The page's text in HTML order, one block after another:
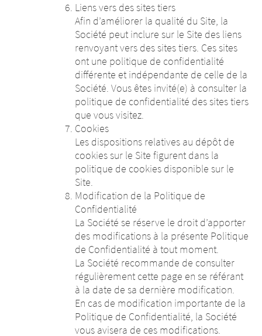
Liens vers des sites tiers
Afin d’améliorer la qualité du Site, la
Société peut inclure sur le Site des liens
renvoyant vers des sites tiers. Ces sites
ont une politique de confidentialité
différente et indépendante de celle de la
Société. Vous êtes invité(e) à consulter la
politique de confidentialité des sites tiers
que vous visitez.
Cookies
Les dispositions relatives au dépôt de
cookies sur le Site figurent dans la
politique de cookies disponible sur le
Site.
Modification de la Politique de
Confidentialité
La Société se réserve le droit d’apporter
des modifications à la présente Politique
de Confidentialité à tout moment.
La Société recommande de consulter
régulièrement cette page en se référant
à la date de sa dernière modification.
En cas de modification importante de la
Politique de Confidentialité, la Société
vous avisera de ces modifications.